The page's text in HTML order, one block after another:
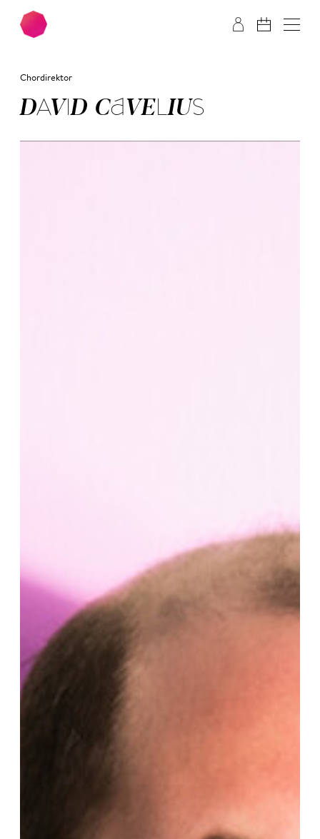
Zum Hauptinhalt springen Zum Footer springen
Chordirektor
DA­VID CA­VE­LI­US